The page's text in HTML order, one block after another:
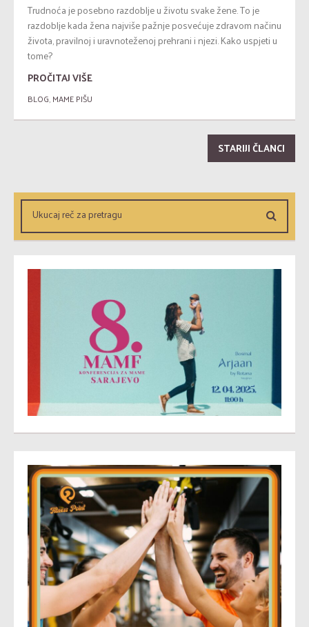
Trudnoća je posebno razdoblje u životu svake žene. To je
razdoblje kada žena najviše pažnje posvećuje zdravom načinu
života, pravilnoj i uravnoteženoj prehrani i njezi. Kako uspjeti u
tome?
PROČITAJ VIŠE
BLOG,MAME PIŠU
STARIJI ČLANCI